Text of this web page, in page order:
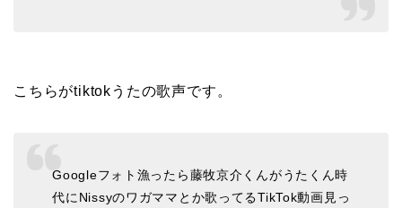
こちらがtiktokうたの歌声です。
Googleフォト漁ったら藤牧京介くんがうたくん時
代にNissyのワガママとか歌ってるTikTok動画見っ